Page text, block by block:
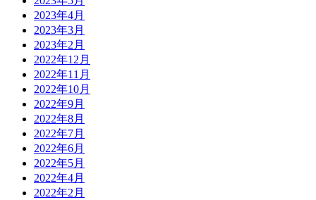
2023年4月
2023年3月
2023年2月
2022年12月
2022年11月
2022年10月
2022年9月
2022年8月
2022年7月
2022年6月
2022年5月
2022年4月
2022年2月